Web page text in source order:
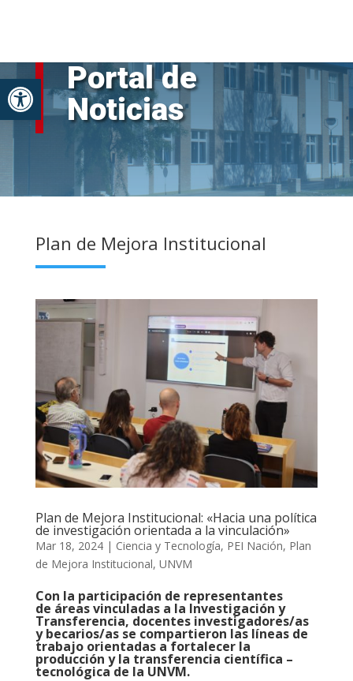
Abrir barra de herramientas
Portal de
Noticias
Plan de Mejora Institucional
Plan de Mejora Institucional: «Hacia una política
de investigación orientada a la vinculación»
Mar 18, 2024| Ciencia y Tecnología, PEI Nación, Plan
de Mejora Institucional, UNVM
Con la participación de representantes
de áreas vinculadas a la Investigación y
Transferencia, docentes investigadores/as
y becarios/as se compartieron las líneas de
trabajo orientadas a fortalecer la
producción y la transferencia científica –
tecnológica de la UNVM.